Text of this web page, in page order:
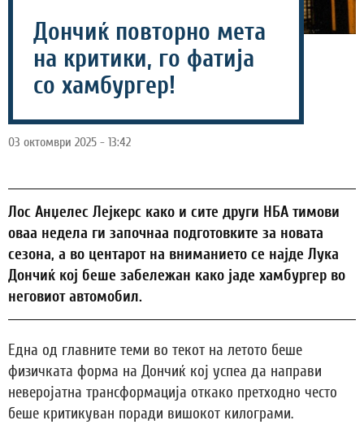
Дончиќ повторно мета
на критики, го фатија
со хамбургер!
03 октомври 2025 - 13:42
Лос Анџелес Лејкерс како и сите други НБА тимови
оваа недела ги започнаа подготовките за новата
сезона, а во центарот на вниманието се најде Лука
Дончиќ кој беше забележан како јаде хамбургер во
неговиот автомобил.
Една од главните теми во текот на летото беше
физичката форма на Дончиќ кој успеа да направи
неверојатна трансформација откако претходно често
беше критикуван поради вишокот килограми.